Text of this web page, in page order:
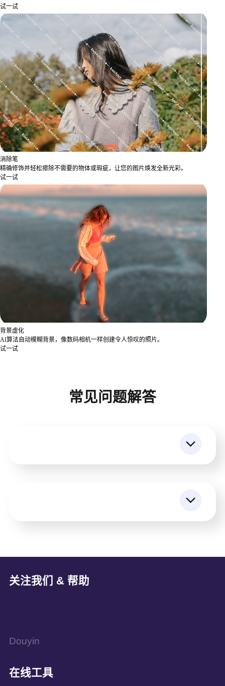
试一试
消除笔
精确修饰并轻松擦除不需要的物体或瑕疵，让您的图片焕发全新光彩。
试一试
背景虚化
AI算法自动模糊背景，像数码相机一样创建令人惊叹的照片。
试一试
常见问题解答
关注我们 & 帮助
Douyin
在线工具